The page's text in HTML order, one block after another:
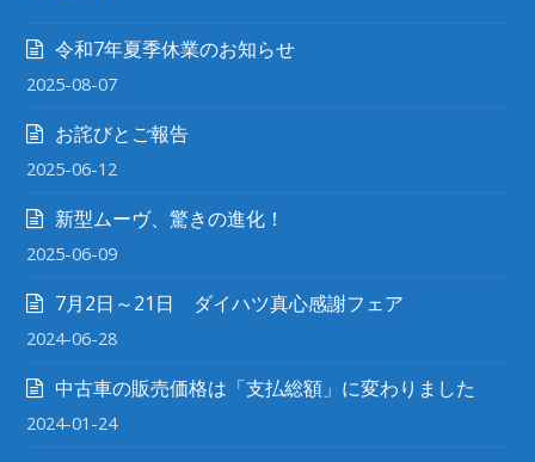
令和7年夏季休業のお知らせ
2025-08-07
お詫びとご報告
2025-06-12
新型ムーヴ、驚きの進化！
2025-06-09
7月2日～21日 ダイハツ真心感謝フェア
2024-06-28
中古車の販売価格は「支払総額」に変わりました
2024-01-24